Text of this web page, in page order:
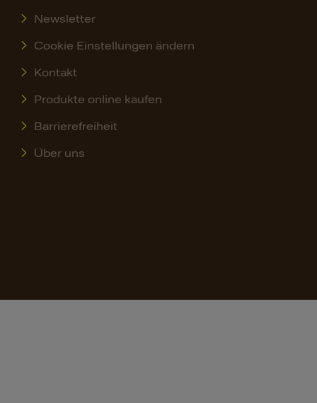
Newsletter
Cookie Einstellungen ändern
Kontakt
Produkte online kaufen
Barrierefreiheit
Über uns